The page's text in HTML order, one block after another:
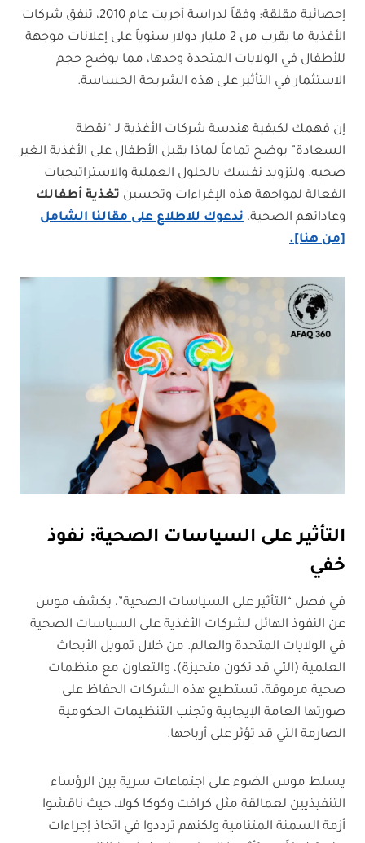
إحصائية مقلقة: وفقاً لدراسة أجريت عام 2010، تنفق شركات
الأغذية ما يقرب من 2 مليار دولار سنوياً على إعلانات موجهة
للأطفال في الولايات المتحدة وحدها، مما يوضح حجم
الاستثمار في التأثير على هذه الشريحة الحساسة.
إن فهمك لكيفية هندسة شركات الأغذية لـ “نقطة
السعادة” يوضح تماماً لماذا يقبل الأطفال على الأغذية الغير
صحيه. ولتزويد نفسك بالحلول العملية والاستراتيجيات
الفعالة لمواجهة هذه الإغراءات وتحسين تغذية أطفالك
وعاداتهم الصحية، ندعوك للاطلاع على مقالنا الشامل
[من هنا].
التأثير على السياسات الصحية: نفوذ
خفي
في فصل “التأثير على السياسات الصحية”، يكشف موس
عن النفوذ الهائل لشركات الأغذية على السياسات الصحية
في الولايات المتحدة والعالم. من خلال تمويل الأبحاث
العلمية (التي قد تكون متحيزة)، والتعاون مع منظمات
صحية مرموقة، تستطيع هذه الشركات الحفاظ على
صورتها العامة الإيجابية وتجنب التنظيمات الحكومية
الصارمة التي قد تؤثر على أرباحها.
يسلط موس الضوء على اجتماعات سرية بين الرؤساء
التنفيذيين لعمالقة مثل كرافت وكوكا كولا، حيث ناقشوا
أزمة السمنة المتنامية ولكنهم ترددوا في اتخاذ إجراءات